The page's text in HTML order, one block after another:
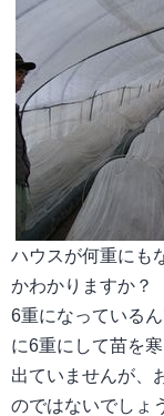
ハウスが何重にも
かわかりますか？
6重になっている
に6重にして苗を
出ていませんが、
のではないでしょ